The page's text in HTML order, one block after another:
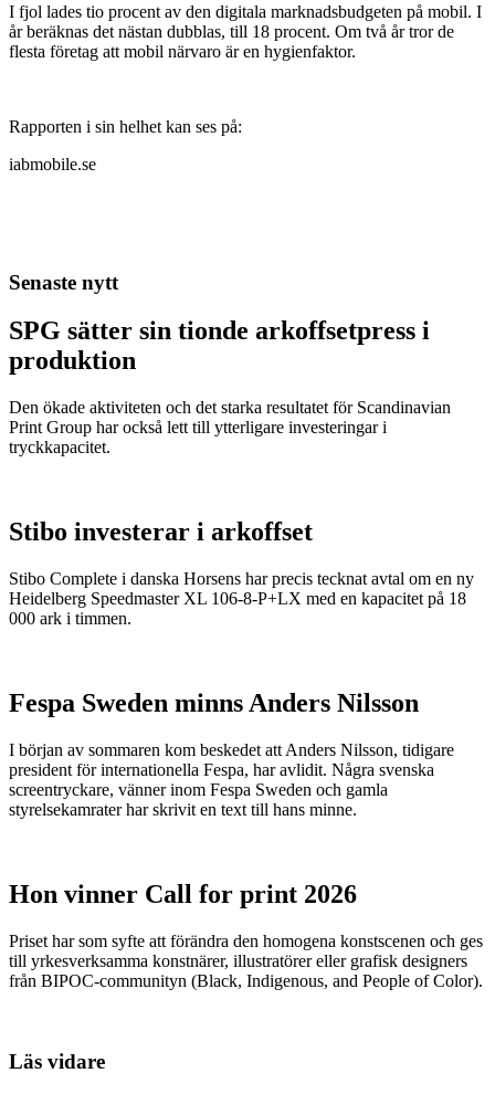
I fjol lades tio procent av den digitala marknadsbudgeten på mobil. I
år beräknas det nästan dubblas, till 18 procent. Om två år tror de
flesta företag att mobil närvaro är en hygienfaktor.
Rapporten i sin helhet kan ses på:
iabmobile.se
Senaste nytt
SPG sätter sin tionde arkoffsetpress i
produktion
Den ökade aktiviteten och det starka resultatet för Scandinavian
Print Group har också lett till ytterligare investeringar i
tryckkapacitet.
Stibo investerar i arkoffset
Stibo Complete i danska Horsens har precis tecknat avtal om en ny
Heidelberg Speedmaster XL 106-8-P+LX med en kapacitet på 18
000 ark i timmen.
Fespa Sweden minns Anders Nilsson
I början av sommaren kom beskedet att Anders Nilsson, tidigare
president för internationella Fespa, har avlidit. Några svenska
screentryckare, vänner inom Fespa Sweden och gamla
styrelsekamrater har skrivit en text till hans minne.
Hon vinner Call for print 2026
Priset har som syfte att förändra den homogena konstscenen och ges
till yrkesverksamma konstnärer, illustratörer eller grafisk designers
från BIPOC-communityn (Black, Indigenous, and People of Color).
Läs vidare